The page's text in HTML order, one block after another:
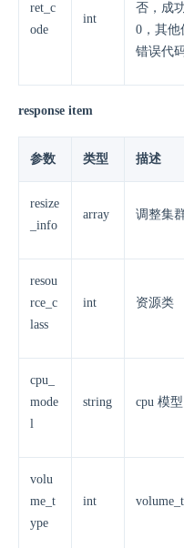
ret_c
ode
int
否，成
0，其他
错误代
response item
参数 类型 描述
resize
_info
array 调整集
resou
rce_c
lass
int 资源类
cpu_
mode
l
string cpu 模型
volu
me_t
ype
int